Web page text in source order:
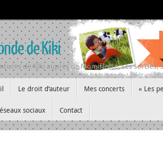
de Kiki
de Kiki auprès de Momiflette, ses
Le droit d’auteur Mes concerts « Les
sociaux Contact